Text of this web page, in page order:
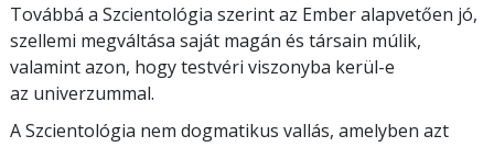
Továbbá a Szcientológia szerint az Ember alapvetően jó,
szellemi megváltása saját magán és társain múlik,
valamint azon, hogy testvéri viszonyba kerül-e
az univerzummal.
A Szcientológia nem dogmatikus vallás, amelyben azt